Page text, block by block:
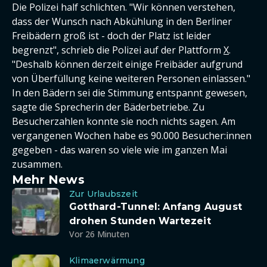
Die Polizei half schlichten. "Wir können verstehen,
dass der Wunsch nach Abkühlung in den Berliner
Freibädern groß ist - doch der Platz ist leider
begrenzt", schrieb die Polizei auf der Plattform X.
"Deshalb können derzeit einige Freibäder aufgrund
von Überfüllung keine weiteren Personen einlassen."
In den Bädern sei die Stimmung entspannt gewesen,
sagte die Sprecherin der Bäderbetriebe. Zu
Besucherzahlen konnte sie noch nichts sagen. Am
vergangenen Wochen habe es 90.000 Besucher:innen
gegeben - das waren so viele wie im ganzen Mai
zusammen.
Mehr News
Zur Urlaubszeit
Gotthard-Tunnel: Anfang August
drohen Stunden Wartezeit
Vor 26 Minuten
Klimaerwärmung